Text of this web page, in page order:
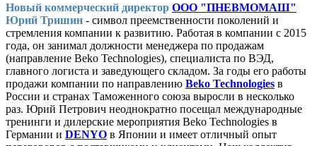
Новый коммерческий директор ООО "ПНЕВМОМАШ"
Юрий Тришин - символ преемственности поколений и
стремления компании к развитию. Работая в компании с 2015
года, он занимал должности менеджера по продажам
(направление Beko Technologies), специалиста по ВЭД,
главного логиста и заведующего складом. За годы его работы
продажи компании по направлению Beko Technologies в
России и странах Таможенного союза выросли в несколько
раз. Юрий Петрович неоднократно посещал международные
тренинги и дилерские мероприятия Beko Technologies в
Германии и DENYO в Японии и имеет отличный опыт